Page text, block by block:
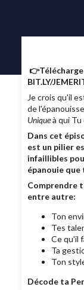
BIT.LY/
Je crois qu'il
de
Uniqueà qui Tu
Dans cet
est un pilier
infaillibles
épanouie que
Comprendre
entre autre:
Ton
Tes
Ce qu'il
Ta
Ton
Décode ta